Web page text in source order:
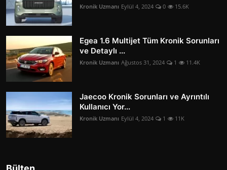
Kronik Uzmanı Eylül 4, 2024 0 15.6K
Egea 1.6 Multijet Tüm Kronik Sorunları
ve Detaylı ...
Kronik Uzmanı Ağustos 31, 2024 1 11.4K
Jaecoo Kronik Sorunları ve Ayrıntılı
Kullanıcı Yor...
Kronik Uzmanı Eylül 4, 2024 1 11K